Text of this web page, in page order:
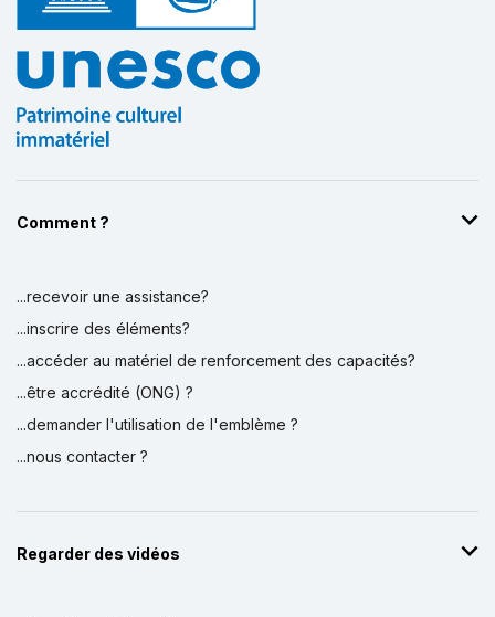
Comment ?
...recevoir une assistance?
...inscrire des éléments?
...accéder au matériel de renforcement des capacités?
...être accrédité (ONG) ?
...demander l'utilisation de l'emblème ?
...nous contacter ?
Regarder des vidéos